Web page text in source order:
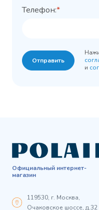
Телефон:*
Отправить
и
Официальный интернет-
магазин
119530, г. Москва,
Очаковское шоссе, д.32